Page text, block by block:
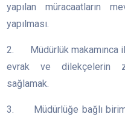
yapılan müracaatların
yapılması.
2. Müdürlük makamınca
evrak ve dilekçelerin
sağlamak.
3. Müdürlüğe bağlı